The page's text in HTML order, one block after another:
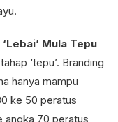
Mula Tepu
‘tepu’. Branding
hanya mampu
ke 50 peratus
angka 70 peratus,